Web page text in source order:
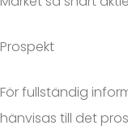
Prospekt
För fullständig
hänvisas till det